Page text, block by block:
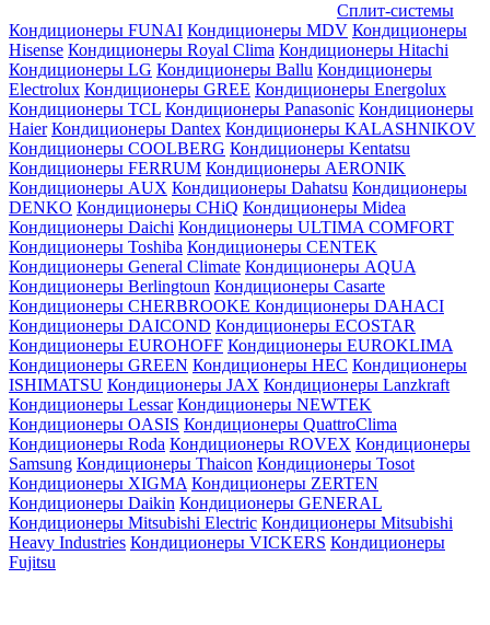
Сплит-системы
Кондиционеры FUNAI Кондиционеры MDV Кондиционеры
Hisense Кондиционеры Royal Clima Кондиционеры Hitachi
Кондиционеры LG Кондиционеры Ballu Кондиционеры
Electrolux Кондиционеры GREE Кондиционеры Energolux
Кондиционеры TCL Кондиционеры Panasonic Кондиционеры
Haier Кондиционеры Dantex Кондиционеры KALASHNIKOV
Кондиционеры СOOLBERG Кондиционеры Kentatsu
Кондиционеры FERRUM Кондиционеры AERONIK
Кондиционеры AUX Кондиционеры Dahatsu Кондиционеры
DENKO Кондиционеры CHiQ Кондиционеры Midea
Кондиционеры Daichi Кондиционеры ULTIMA COMFORT
Кондиционеры Toshiba Кондиционеры CENTEK
Кондиционеры General Climate Кондиционеры AQUA
Кондиционеры Berlingtoun Кондиционеры Casarte
Кондиционеры CHERBROOKE Кондиционеры DAHACI
Кондиционеры DAICOND Кондиционеры ECOSTAR
Кондиционеры EUROHOFF Кондиционеры EUROKLIMA
Кондиционеры GREEN Кондиционеры HEC Кондиционеры
ISHIMATSU Кондиционеры JAX Кондиционеры Lanzkraft
Кондиционеры Lessar Кондиционеры NEWTEK
Кондиционеры OASIS Кондиционеры QuattroClima
Кондиционеры Roda Кондиционеры ROVEX Кондиционеры
Samsung Кондиционеры Thaicon Кондиционеры Tosot
Кондиционеры XIGMA Кондиционеры ZERTEN
Кондиционеры Daikin Кондиционеры GENERAL
Кондиционеры Mitsubishi Electric Кондиционеры Mitsubishi
Heavy Industries Кондиционеры VICKERS Кондиционеры
Fujitsu